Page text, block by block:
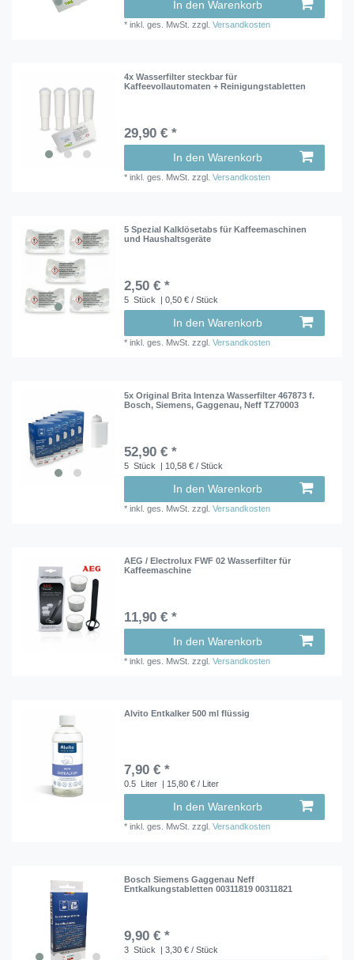
In den Warenkorb
*inkl. ges. MwSt. zzgl.Versandkosten
4x Wasserfilter steckbar für
Kaffeevollautomaten + Reinigungstabletten
29,90 € *
In den Warenkorb
*inkl. ges. MwSt. zzgl.Versandkosten
5 Spezial Kalklösetabs für Kaffeemaschinen
und Haushaltsgeräte
2,50 € *
5 Stück | 0,50 € / Stück
In den Warenkorb
*inkl. ges. MwSt. zzgl.Versandkosten
5x Original Brita Intenza Wasserfilter 467873 f.
Bosch, Siemens, Gaggenau, Neff TZ70003
52,90 € *
5 Stück | 10,58 € / Stück
In den Warenkorb
*inkl. ges. MwSt. zzgl.Versandkosten
AEG / Electrolux FWF 02 Wasserfilter für
Kaffeemaschine
11,90 € *
In den Warenkorb
*inkl. ges. MwSt. zzgl.Versandkosten
Alvito Entkalker 500 ml flüssig
7,90 € *
0.5 Liter | 15,80 € / Liter
In den Warenkorb
*inkl. ges. MwSt. zzgl.Versandkosten
Bosch Siemens Gaggenau Neff
Entkalkungstabletten 00311819 00311821
9,90 € *
3 Stück | 3,30 € / Stück